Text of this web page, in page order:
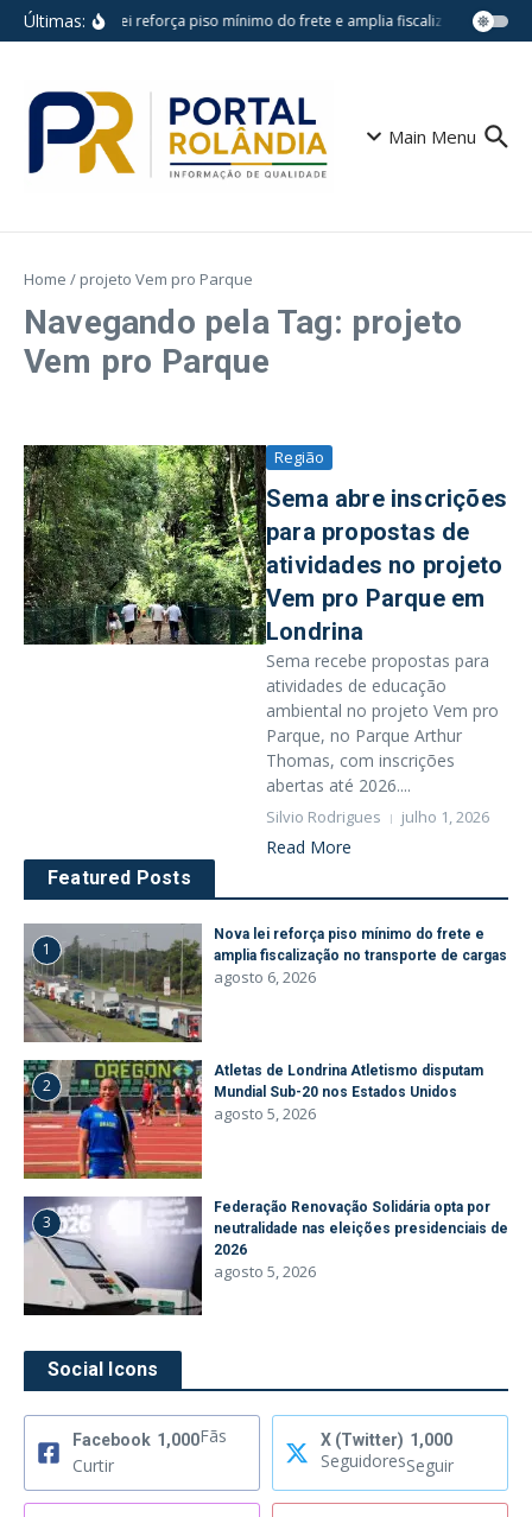
Ir para o conteúdo
Últimas:Nova lei reforça piso mínimo do frete e amplia fiscalização no
Main Menu
Home / projeto Vem pro Parque
Navegando pela Tag: projeto
Vem pro Parque
Região
Sema abre inscrições
para propostas de
atividades no projeto
Vem pro Parque em
Londrina
Sema recebe propostas para
atividades de educação
ambiental no projeto Vem pro
Parque, no Parque Arthur
Thomas, com inscrições
abertas até 2026....
Silvio Rodrigues julho 1, 2026
Read More
Featured Posts
1
Nova lei reforça piso mínimo do frete e
amplia fiscalização no transporte de cargas
agosto 6, 2026
2
Atletas de Londrina Atletismo disputam
Mundial Sub-20 nos Estados Unidos
agosto 5, 2026
3
Federação Renovação Solidária opta por
neutralidade nas eleições presidenciais de
2026
agosto 5, 2026
Social Icons
Facebook 1,000Fãs
Curtir
X (Twitter) 1,000
SeguidoresSeguir